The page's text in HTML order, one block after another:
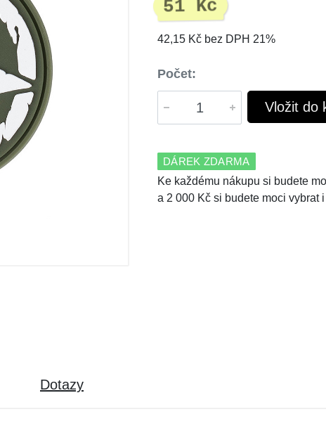
51 Kč
42,15 Kč bez DPH 21%
Počet:
Vložit do
DÁREK ZDARMA
Ke každému nákupu si budete
a 2 000 Kč si budete moci vybrat
Dotazy